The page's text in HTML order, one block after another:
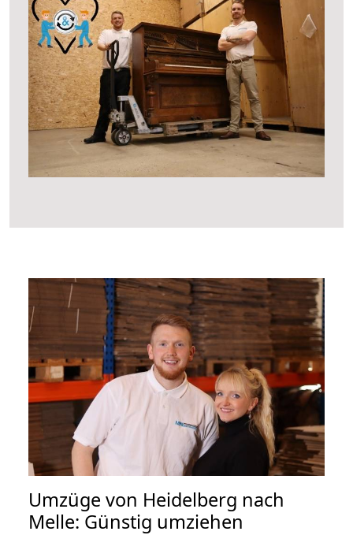
Umzüge von Heidelberg nach
Melle: Günstig umziehen